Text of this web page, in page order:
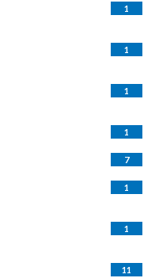
1
1
1
1
7
1
1
11